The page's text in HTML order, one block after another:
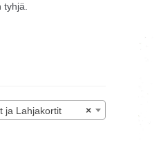
×
ja Lahjakortit